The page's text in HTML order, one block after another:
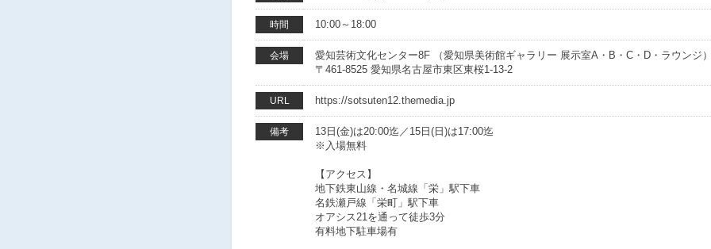
時間 10:00～18:00
会場
愛知芸術文化センター8F （愛知県美術館ギャラリー 展示室A・B・C・D・ラウンジ
〒461-8525 愛知県名古屋市東区東桜1-13-2
URL https://sotsuten12.themedia.jp
備考
13日(金)は20:00迄／15日(日)は17:00迄
※入場無料
【アクセス】
地下鉄東山線・名城線「栄」駅下車
名鉄瀬戸線「栄町」駅下車
オアシス21を通って徒歩3分
有料地下駐車場有